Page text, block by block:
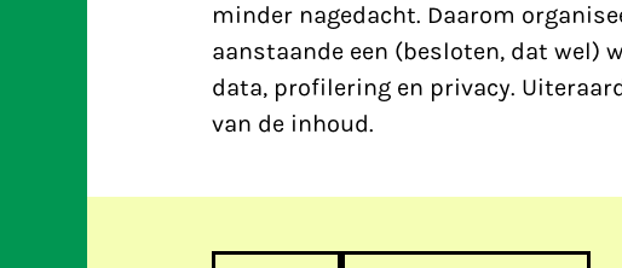
minder nagedacht. Daarom
aanstaande een (besloten, dat wel)
data, profilering en privacy.
van de inhoud.